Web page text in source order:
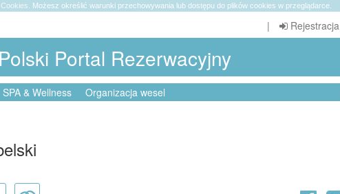
. Możesz określić warunki przechowywania lub dostępu do plików cookies w przeglądarce.
| Rejestracja
Portal Rezerwacyjny
SPA & Wellness Organizacja wesel